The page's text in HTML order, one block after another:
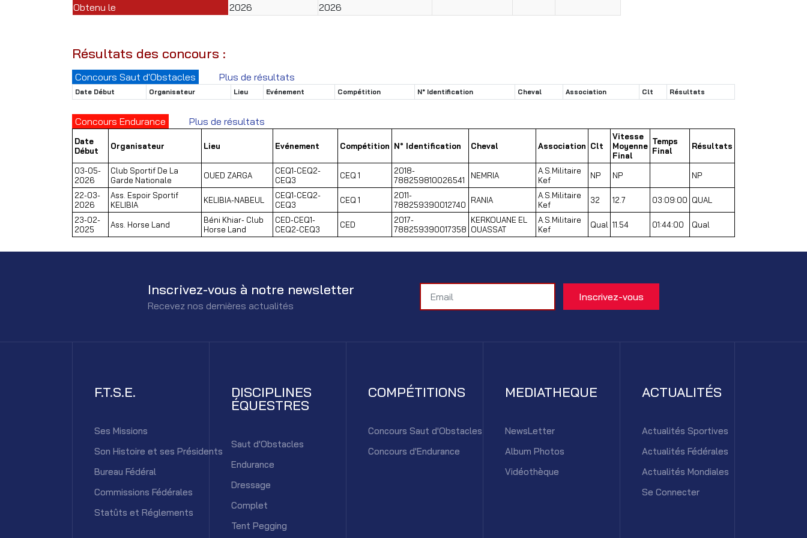
Obtenu le
2026 2026
Résultats des concours :
Concours Saut d'Obstacles Plus de résultats
Date Début Organisateur Lieu Evénement Compétition N° Identification Cheval Association Clt Résultats
Concours Endurance Plus de résultats
Date
Début
Organisateur Lieu Evénement Compétition N° Identification Cheval Association Clt
Vitesse
Moyenne
Final
Temps
Final
Résultats
03-05-
2026
Club Sportif De La
Garde Nationale
OUED ZARGA
CEQ1-CEQ2-
CEQ3
CEQ 1
2018-
788259810026541
NEMRIA
A.S.Militaire
Kef
NP NP NP
22-03-
2026
Ass. Espoir Sportif
KELIBIA
KELIBIA-NABEUL
CEQ1-CEQ2-
CEQ3
CEQ 1
2011-
788259390012740
RANIA
A.S.Militaire
Kef
32 12.7 03:09:00 QUAL
23-02-
2025
Ass. Horse Land
Béni Khiar- Club
Horse Land
CED-CEQ1-
CEQ2-CEQ3
CED
2017-
788259390017358
KERKOUANE EL
OUASSAT
A.S.Militaire
Kef
Qual 11.54 01:44:00 Qual
Inscrivez-vous à notre newsletter
Recevez nos dernières actualités
F.T.S.E.
Ses Missions
Son Histoire et ses Présidents
Bureau Fédéral
Commissions Fédérales
Statûts et Réglements
DISCIPLINES
ÉQUESTRES
Saut d'Obstacles
Endurance
Dressage
Complet
Tent Pegging
COMPÉTITIONS
Concours Saut d'Obstacles
Concours d'Endurance
MEDIATHEQUE
NewsLetter
Album Photos
Vidéothèque
ACTUALITÉS
Actualités Sportives
Actualités Fédérales
Actualités Mondiales
Se Connecter